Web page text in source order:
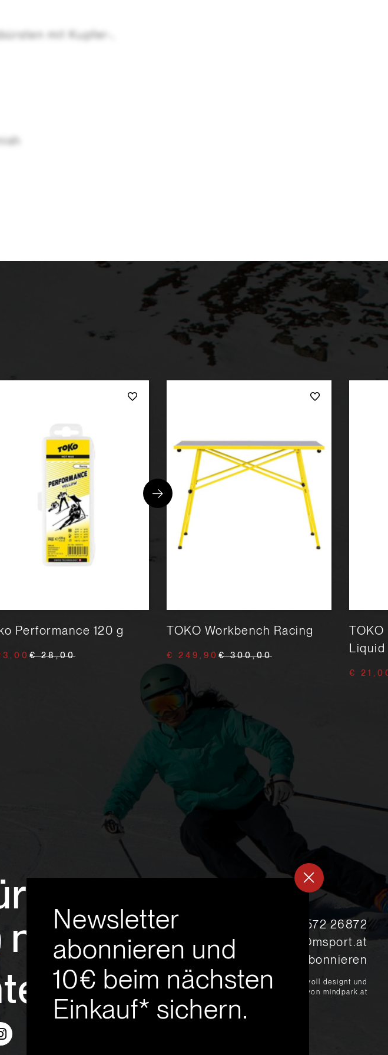
mit Kupfer-,
Performance 120 g
€ 28,00
TOKO Workbench Racing
€ 249,90 € 300,00
Liquid
€
neues
+43 5572 26872
msport@msport.at
Newsletter abonnieren
liebevoll designt und
programmiert von mindpark.at
Newsletter
abonnieren und
10€ beim nächsten
Einkauf* sichern.